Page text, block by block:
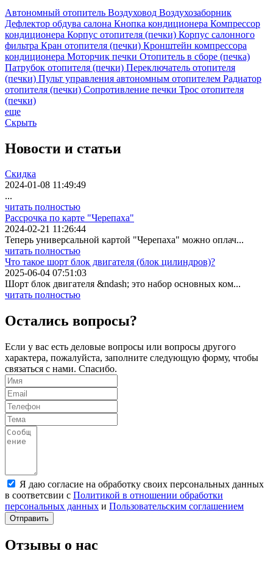
Автономный отопитель Воздуховод Воздухозаборник
Дефлектор обдува салона Кнопка кондиционера Компрессор
кондиционера Корпус отопителя (печки) Корпус салонного
фильтра Кран отопителя (печки) Кронштейн компрессора
кондиционера Моторчик печки Отопитель в сборе (печка)
Патрубок отопителя (печки) Переключатель отопителя
(печки) Пульт управления автономным отопителем Радиатор
отопителя (печки) Сопротивление печки Трос отопителя
(печки)
еще
Скрыть
Новости и статьи
Скидка
2024-01-08 11:49:49
...
читать полностью
Рассрочка по карте "Черепаха"
2024-02-21 11:26:44
Теперь универсальной картой "Черепаха" можно оплач...
читать полностью
Что такое шорт блок двигателя (блок цилиндров)?
2025-06-04 07:51:03
Шорт блок двигателя &ndash; это набор основных ком...
читать полностью
Остались вопросы?
Если у вас есть деловые вопросы или вопросы другого
характера, пожалуйста, заполните следующую форму, чтобы
связаться с нами. Спасибо.
Я даю согласие на обработку своих персональных данных
в соответсвии с Политикой в отношении обработки
персональных данных и Пользовательским соглашением
Отправить
Отзывы о нас